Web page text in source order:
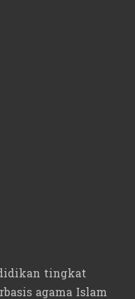
tingkat
agama Islam